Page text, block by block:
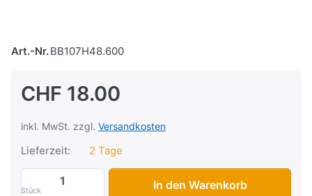
Art.-Nr.BB107H48.600
CHF 18.00
inkl. MwSt. zzgl. Versandkosten
Lieferzeit: 2 Tage
Stück
Untere Visierplatten HJC R-PHA 11 (Typ
In den Warenkorb